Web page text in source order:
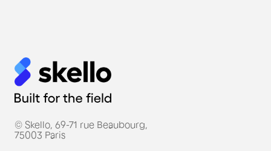
© Skello, 69-71 rue Beaubourg,
75003 Paris